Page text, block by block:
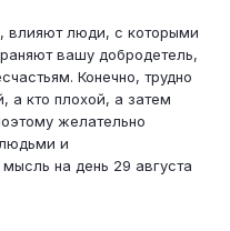
влияют люди, с которыми
вашу добродетель,
Конечно, трудно
а кто плохой, а затем
желательно
и
на день 29 августа